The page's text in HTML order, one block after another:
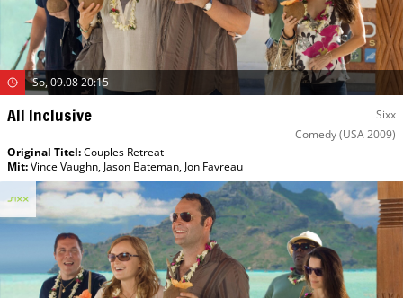
So, 09.08 20:15
All Inclusive
Sixx
Comedy(USA 2009)
Original Titel:Couples Retreat
Mit:Vince Vaughn, Jason Bateman, Jon Favreau